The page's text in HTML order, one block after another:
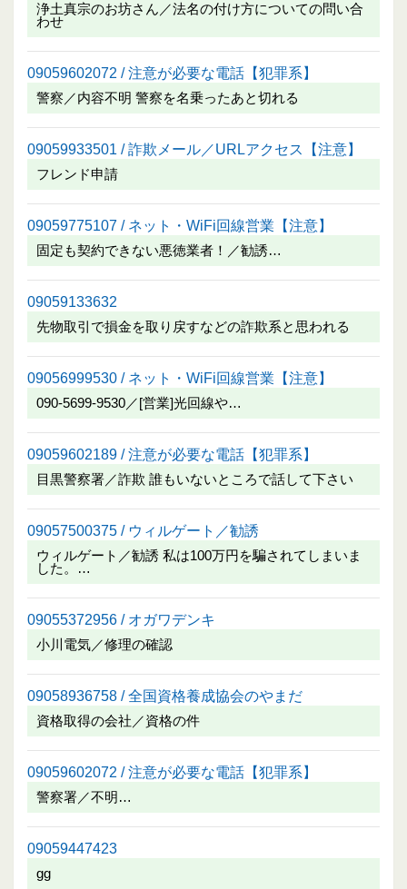
浄土真宗のお坊さん／法名の付け方についての問い合
わせ
09059602072 / 注意が必要な電話【犯罪系】
警察／内容不明 警察を名乗ったあと切れる
09059933501 / 詐欺メール／URLアクセス【注意】
フレンド申請
09059775107 / ネット・WiFi回線営業【注意】
固定も契約できない悪徳業者！／勧誘…
09059133632
先物取引で損金を取り戻すなどの詐欺系と思われる
09056999530 / ネット・WiFi回線営業【注意】
090-5699-9530／[営業]光回線や…
09059602189 / 注意が必要な電話【犯罪系】
目黒警察署／詐欺 誰もいないところで話して下さい
09057500375 / ウィルゲート／勧誘
ウィルゲート／勧誘 私は100万円を騙されてしまいま
した。…
09055372956 / オガワデンキ
小川電気／修理の確認
09058936758 / 全国資格養成協会のやまだ
資格取得の会社／資格の件
09059602072 / 注意が必要な電話【犯罪系】
警察署／不明…
09059447423
gg